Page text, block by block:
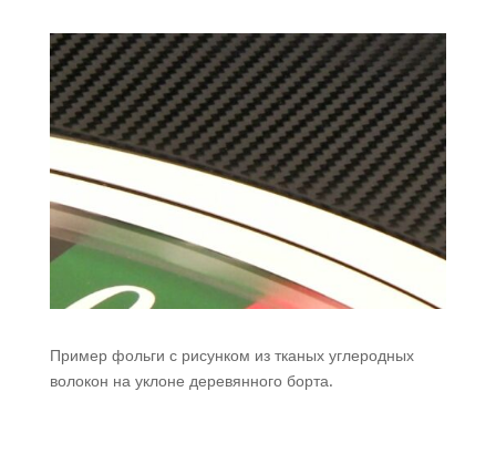
Пример фольги с рисунком из тканых углеродных
волокон на уклоне деревянного борта.